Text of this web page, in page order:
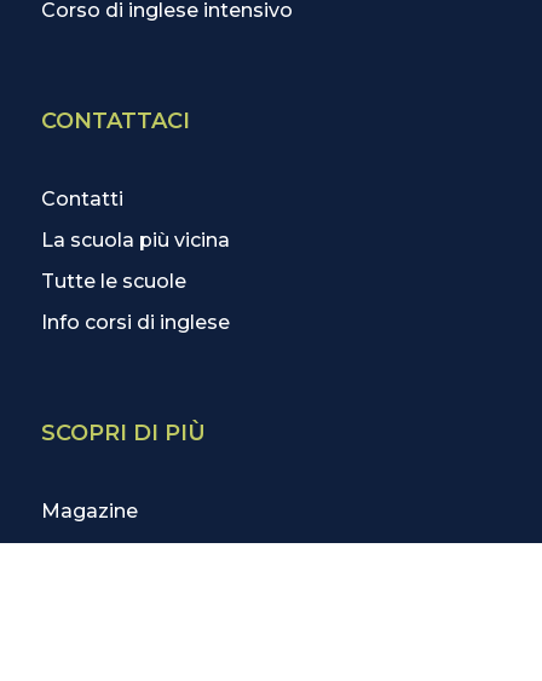
Corso di inglese intensivo
CONTATTACI
Contatti
La scuola più vicina
Tutte le scuole
Info corsi di inglese
SCOPRI DI PIÙ
Magazine